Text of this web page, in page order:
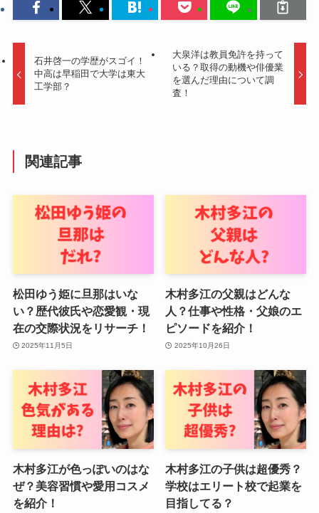
石井啓一の学歴がスゴイ！
中高は早稲田で大学は東大
工学部？
大泉洋は教員免許を持って
いる？取得の動機や俳優業
を選んだ理由について調
査！
関連記事
松田ゆう姫に旦那はいな
い？歴代彼氏や恋愛観・現
在の交際状況をリサーチ！
2025年11月5日
木村多江の父親はどんな
人？仕事や性格・父娘のエ
ピソードを紹介！
2025年10月26日
木村多江が色っぽいのはな
ぜ？美容習慣や愛用コスメ
を紹介！
木村多江の子供は超優秀？
学校はエリート校で起業を
目指してる？